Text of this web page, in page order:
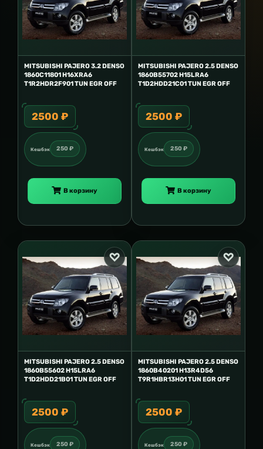
MITSUBISHI PAJERO 3.2 DENSO
1860C11801 H16XRA6
T1R2HDR2F901 TUN EGR OFF
2500 ₽
Кешбэк 250 ₽
В корзину
MITSUBISHI PAJERO 2.5 DENSO
1860B55702 H15LRA6
T1D2HDD21C01 TUN EGR OFF
2500 ₽
Кешбэк 250 ₽
В корзину
MITSUBISHI PAJERO 2.5 DENSO
1860B55602 H15LRA6
T1D2HDD21B01 TUN EGR OFF
2500 ₽
Кешбэк 250 ₽
MITSUBISHI PAJERO 2.5 DENSO
1860B40201 H13R4D56
T9R1HBR13H01 TUN EGR OFF
2500 ₽
Кешбэк 250 ₽